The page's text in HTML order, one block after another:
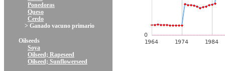
Ponedoras
Queso
Cerdo
> Ganado vacuno primario
Oilseeds
Soya
Oilseed; Rapeseed
Oilseed; Sunflowerseed